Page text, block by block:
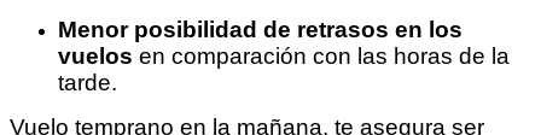
Menor posibilidad de retrasos en los
vuelos en comparación con las horas de la
tarde.
Vuelo temprano en la mañana, te asegura ser